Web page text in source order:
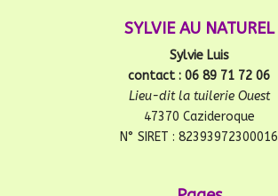
SYLVIE AU NATUREL
Sylvie Luis
contact : 06 89 71 72 06
Lieu-dit la tuilerie Ouest
47370 Cazideroque
N° SIRET : 82393972300016